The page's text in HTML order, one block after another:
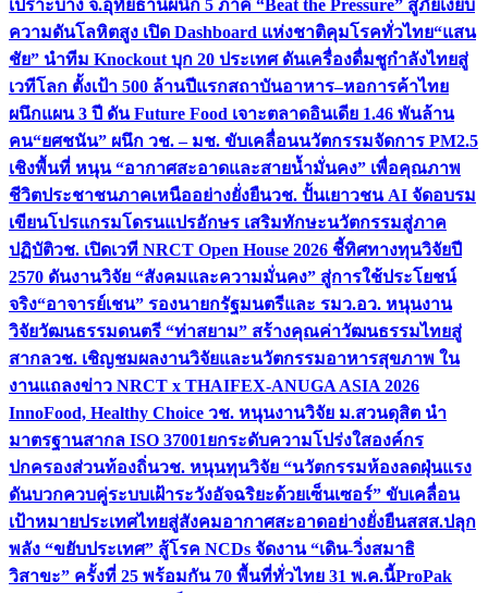
เปราะบาง จ.อุทัยธานีผนึก 5 ภาคี “Beat the Pressure” สู้ภัยเงียบ
ความดันโลหิตสูง เปิด Dashboard แห่งชาติคุมโรคทั่วไทย“แสน
ชัย” นำทีม Knockout บุก 20 ประเทศ ดันเครื่องดื่มชูกำลังไทยสู่
เวทีโลก ตั้งเป้า 500 ล้านปีแรกสถาบันอาหาร–หอการค้าไทย
ผนึกแผน 3 ปี ดัน Future Food เจาะตลาดอินเดีย 1.46 พันล้าน
คน“ยศชนัน” ผนึก วช. – มช. ขับเคลื่อนนวัตกรรมจัดการ PM2.5
เชิงพื้นที่ หนุน “อากาศสะอาดและสายน้ำมั่นคง” เพื่อคุณภาพ
ชีวิตประชาชนภาคเหนืออย่างยั่งยืนวช. ปั้นเยาวชน AI จัดอบรม
เขียนโปรแกรมโดรนแปรอักษร เสริมทักษะนวัตกรรมสู่ภาค
ปฏิบัติวช. เปิดเวที NRCT Open House 2026 ชี้ทิศทางทุนวิจัยปี
2570 ดันงานวิจัย “สังคมและความมั่นคง” สู่การใช้ประโยชน์
จริง“อาจารย์เชน” รองนายกรัฐมนตรีและ รมว.อว. หนุนงาน
วิจัยวัฒนธรรมดนตรี “ท่าสยาม” สร้างคุณค่าวัฒนธรรมไทยสู่
สากลวช. เชิญชมผลงานวิจัยและนวัตกรรมอาหารสุขภาพ ใน
งานแถลงข่าว NRCT x THAIFEX-ANUGA ASIA 2026
InnoFood, Healthy Choice วช. หนุนงานวิจัย ม.สวนดุสิต นำ
มาตรฐานสากล ISO 37001ยกระดับความโปร่งใสองค์กร
ปกครองส่วนท้องถิ่นวช. หนุนทุนวิจัย “นวัตกรรมห้องลดฝุ่นแรง
ดันบวกควบคู่ระบบเฝ้าระวังอัจฉริยะด้วยเซ็นเซอร์” ขับเคลื่อน
เป้าหมายประเทศไทยสู่สังคมอากาศสะอาดอย่างยั่งยืนสสส.ปลุก
พลัง “ขยับประเทศ” สู้โรค NCDs จัดงาน “เดิน-วิ่งสมาธิ
วิสาขะ” ครั้งที่ 25 พร้อมกัน 70 พื้นที่ทั่วไทย 31 พ.ค.นี้ProPak